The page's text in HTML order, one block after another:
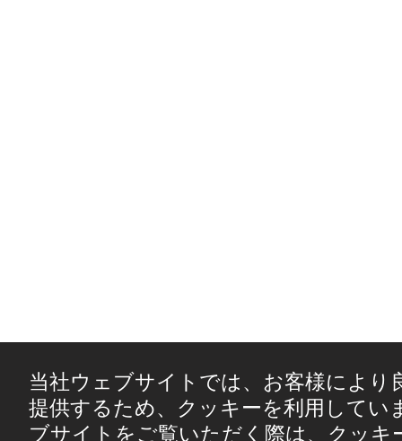
当社ウェブサイトでは、お客様により
提供するため、クッキーを利用してい
ブサイトをご覧いただく際は、クッキ